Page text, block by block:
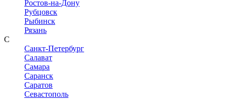
Ростов-на-Дону
Рубцовск
Рыбинск
Рязань
С
Санкт-Петербург
Салават
Самара
Саранск
Саратов
Севастополь